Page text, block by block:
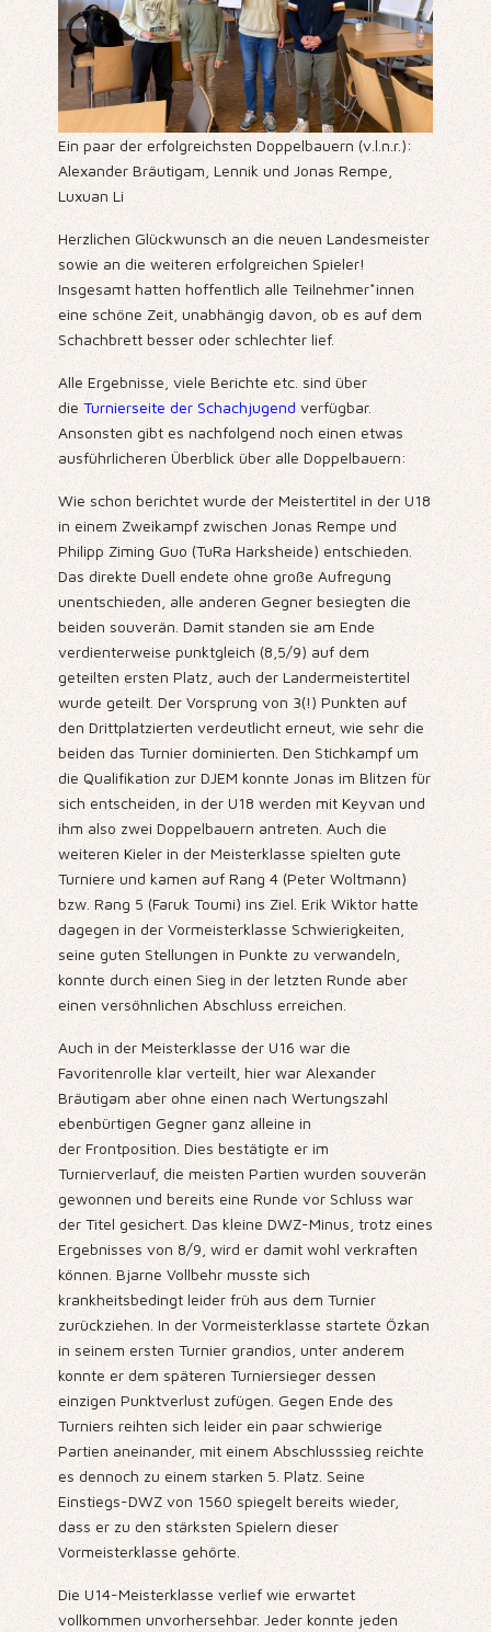
Ein paar der erfolgreichsten Doppelbauern (v.l.n.r.):
Alexander Bräutigam, Lennik und Jonas Rempe,
Luxuan Li
Herzlichen Glückwunsch an die neuen Landesmeister
sowie an die weiteren erfolgreichen Spieler!
Insgesamt hatten hoffentlich alle Teilnehmer*innen
eine schöne Zeit, unabhängig davon, ob es auf dem
Schachbrett besser oder schlechter lief.
Alle Ergebnisse, viele Berichte etc. sind über
die Turnierseite der Schachjugend verfügbar.
Ansonsten gibt es nachfolgend noch einen etwas
ausführlicheren Überblick über alle Doppelbauern:
Wie schon berichtet wurde der Meistertitel in der U18
in einem Zweikampf zwischen Jonas Rempe und
Philipp Ziming Guo (TuRa Harksheide) entschieden.
Das direkte Duell endete ohne große Aufregung
unentschieden, alle anderen Gegner besiegten die
beiden souverän. Damit standen sie am Ende
verdienterweise punktgleich (8,5/9) auf dem
geteilten ersten Platz, auch der Landermeistertitel
wurde geteilt. Der Vorsprung von 3(!) Punkten auf
den Drittplatzierten verdeutlicht erneut, wie sehr die
beiden das Turnier dominierten. Den Stichkampf um
die Qualifikation zur DJEM konnte Jonas im Blitzen für
sich entscheiden, in der U18 werden mit Keyvan und
ihm also zwei Doppelbauern antreten. Auch die
weiteren Kieler in der Meisterklasse spielten gute
Turniere und kamen auf Rang 4 (Peter Woltmann)
bzw. Rang 5 (Faruk Toumi) ins Ziel. Erik Wiktor hatte
dagegen in der Vormeisterklasse Schwierigkeiten,
seine guten Stellungen in Punkte zu verwandeln,
konnte durch einen Sieg in der letzten Runde aber
einen versöhnlichen Abschluss erreichen.
Auch in der Meisterklasse der U16 war die
Favoritenrolle klar verteilt, hier war Alexander
Bräutigam aber ohne einen nach Wertungszahl
ebenbürtigen Gegner ganz alleine in
der Frontposition. Dies bestätigte er im
Turnierverlauf, die meisten Partien wurden souverän
gewonnen und bereits eine Runde vor Schluss war
der Titel gesichert. Das kleine DWZ-Minus, trotz eines
Ergebnisses von 8/9, wird er damit wohl verkraften
können. Bjarne Vollbehr musste sich
krankheitsbedingt leider früh aus dem Turnier
zurückziehen. In der Vormeisterklasse startete Özkan
in seinem ersten Turnier grandios, unter anderem
konnte er dem späteren Turniersieger dessen
einzigen Punktverlust zufügen. Gegen Ende des
Turniers reihten sich leider ein paar schwierige
Partien aneinander, mit einem Abschlusssieg reichte
es dennoch zu einem starken 5. Platz. Seine
Einstiegs-DWZ von 1560 spiegelt bereits wieder,
dass er zu den stärksten Spielern dieser
Vormeisterklasse gehörte.
Die U14-Meisterklasse verlief wie erwartet
vollkommen unvorhersehbar. Jeder konnte jeden